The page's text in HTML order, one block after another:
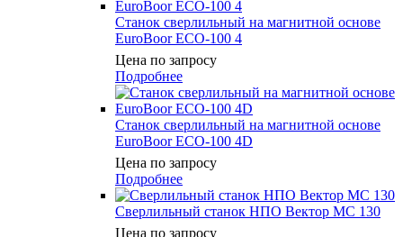
Станок сверлильный на магнитной основе
EuroBoor ECO-100 4
Цена по запросу
Подробнее
Станок сверлильный на магнитной основе
EuroBoor ECO-100 4D
Цена по запросу
Подробнее
Сверлильный станок НПО Вектор MC 130
Цена по запросу